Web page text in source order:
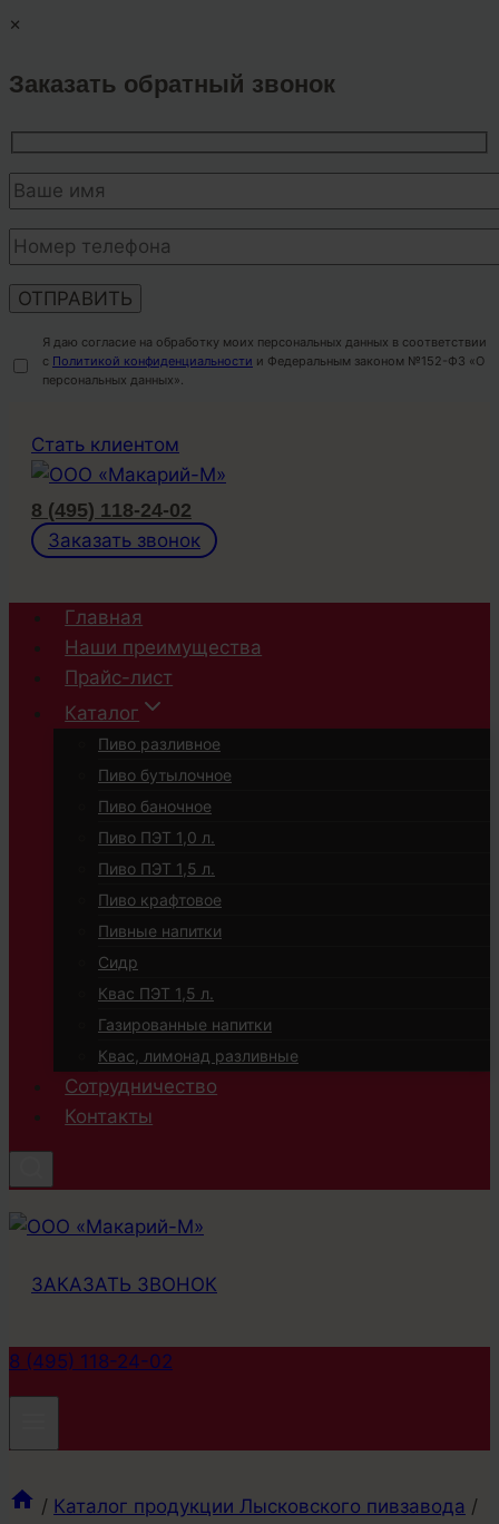
×
Заказать обратный звонок
Я даю согласие на обработку моих персональных данных в соответствии
с Политикой конфиденциальности и Федеральным законом №152-ФЗ «О
персональных данных».
содержимому
Стать клиентом
8 (495) 118-24-02
Заказать звонок
Главная
Наши преимущества
Прайс-лист
Каталог
Пиво разливное
Пиво бутылочное
Пиво баночное
Пиво ПЭТ 1,0 л.
Пиво ПЭТ 1,5 л.
Пиво крафтовое
Пивные напитки
Сидр
Квас ПЭТ 1,5 л.
Газированные напитки
Квас, лимонад разливные
Сотрудничество
Контакты
ЗАКАЗАТЬ ЗВОНОК
8 (495) 118-24-02
/ Каталог продукции Лысковского пивзавода /